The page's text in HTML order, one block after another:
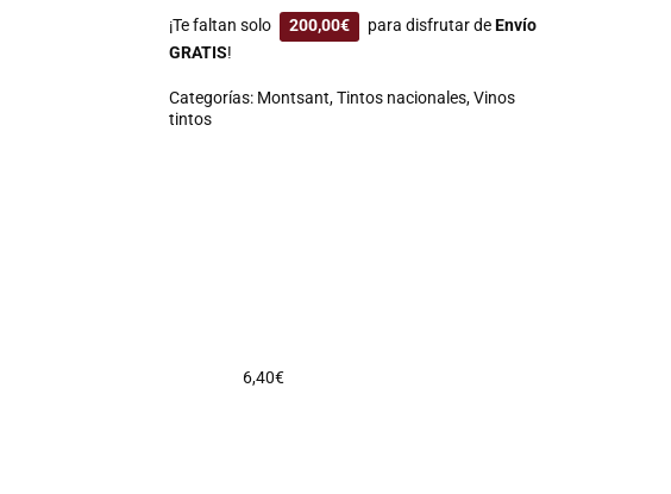
¡Te faltan solo 200,00€ para disfrutar deEnvío
GRATIS!
Categorías: Montsant,Tintos nacionales,Vinos
tintos
6,40€